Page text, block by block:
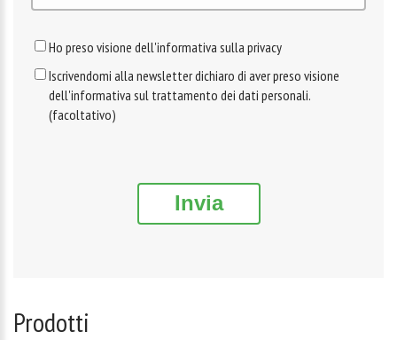
Ho preso visione dell'informativa sulla privacy
Iscrivendomi alla newsletter dichiaro di aver preso visione
dell'informativa sul trattamento dei dati personali.
(facoltativo)
Invia
Prodotti